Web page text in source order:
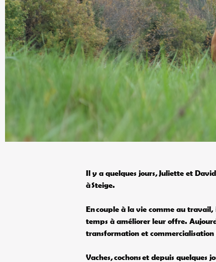
Il y a quelques jours, Juliette et David
àSteige.
Encouple à la vie comme au travail,
temps à améliorer leur offre.
transformation et commercialisation
Vaches, cochons et depuis quelques